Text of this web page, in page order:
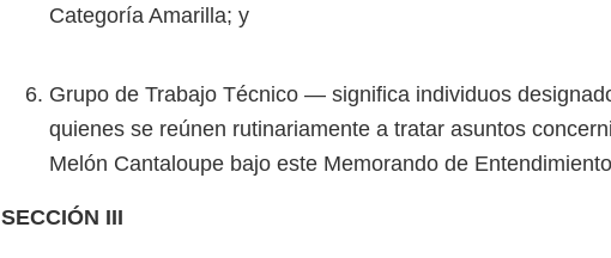
Categoría Amarilla; y
Grupo de Trabajo Técnico ― significa individuos
quienes se reúnen rutinariamente a tratar asuntos
Melón Cantaloupe bajo este Memorando de
SECCIÓN III